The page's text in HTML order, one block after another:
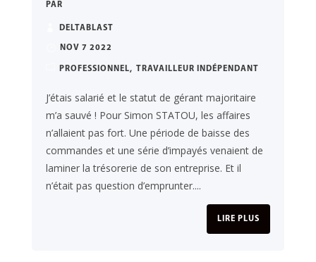
PAR
DELTABLAST
NOV 7 2022
PROFESSIONNEL TRAVAILLEUR INDÉPENDANT
J’étais salarié et le statut de gérant majoritaire
m’a sauvé ! Pour Simon STATOU, les affaires
n’allaient pas fort. Une période de baisse des
commandes et une série d’impayés venaient de
laminer la trésorerie de son entreprise. Et il
n’était pas question d’emprunter....
LIRE PLUS